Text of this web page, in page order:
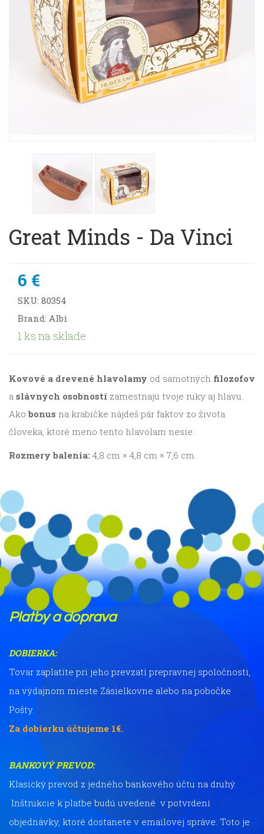
Great Minds - Da Vinci
6 €
SKU: 80354
Brand: Albi
1 ks na sklade
Kovové a drevené hlavolamy od samotných filozofov
a slávnych osobností zamestnajú tvoje ruky aj hlavu.
Ako bonus na krabičke nájdeš pár faktov zo života
človeka, ktoré meno tento hlavolam nesie.
Rozmery balenia: 4,8 cm × 4,8 cm × 7,6 cm.
Platby a doprava
DOBIERKA:
Tovar zaplatíte pri jeho prevzatí prepravnej spoločnosti,
na výdajnom mieste Zásielkovne alebo na pobočke
Pošty.
Za dobierku účtujeme 1€.
BANKOVÝ PREVOD:
Klasický prevod z jedného bankového účtu na druhý.
Inštrukcie k platbe budú uvedené v potvrdení
objednávky, ktoré dostanete v emailovej správe. Toto je